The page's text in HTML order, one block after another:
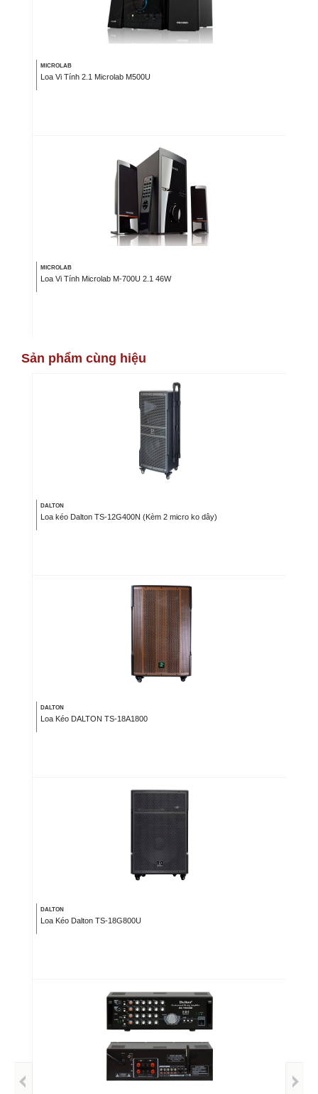
MICROLAB
Loa Vi Tính 2.1 Microlab M500U
MICROLAB
Loa Vi Tính Microlab M-700U 2.1 46W
Sản phẩm cùng hiệu
DALTON
Loa kéo Dalton TS-12G400N (Kèm 2 micro ko dây)
DALTON
Loa Kéo DALTON TS-18A1800
DALTON
Loa Kéo Dalton TS-18G800U